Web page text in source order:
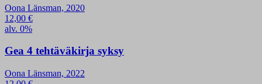
Oona Länsman, 2020
12,00 €
alv. 0%
Gea 4 tehtäväkirja syksy
Oona Länsman, 2022